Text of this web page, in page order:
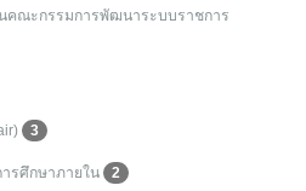
คณะกรรมการพัฒนาระบบราชการ
3
รศึกษาภายใน 2